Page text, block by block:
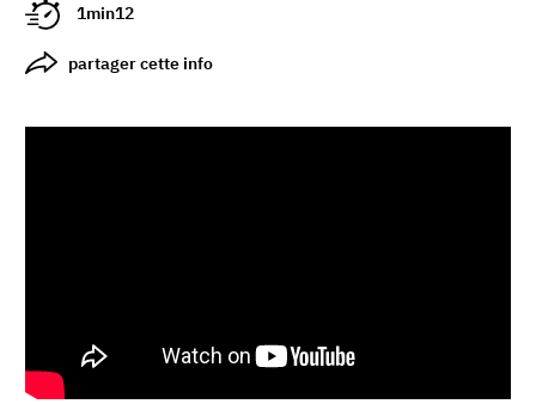
1min12
partager cette info